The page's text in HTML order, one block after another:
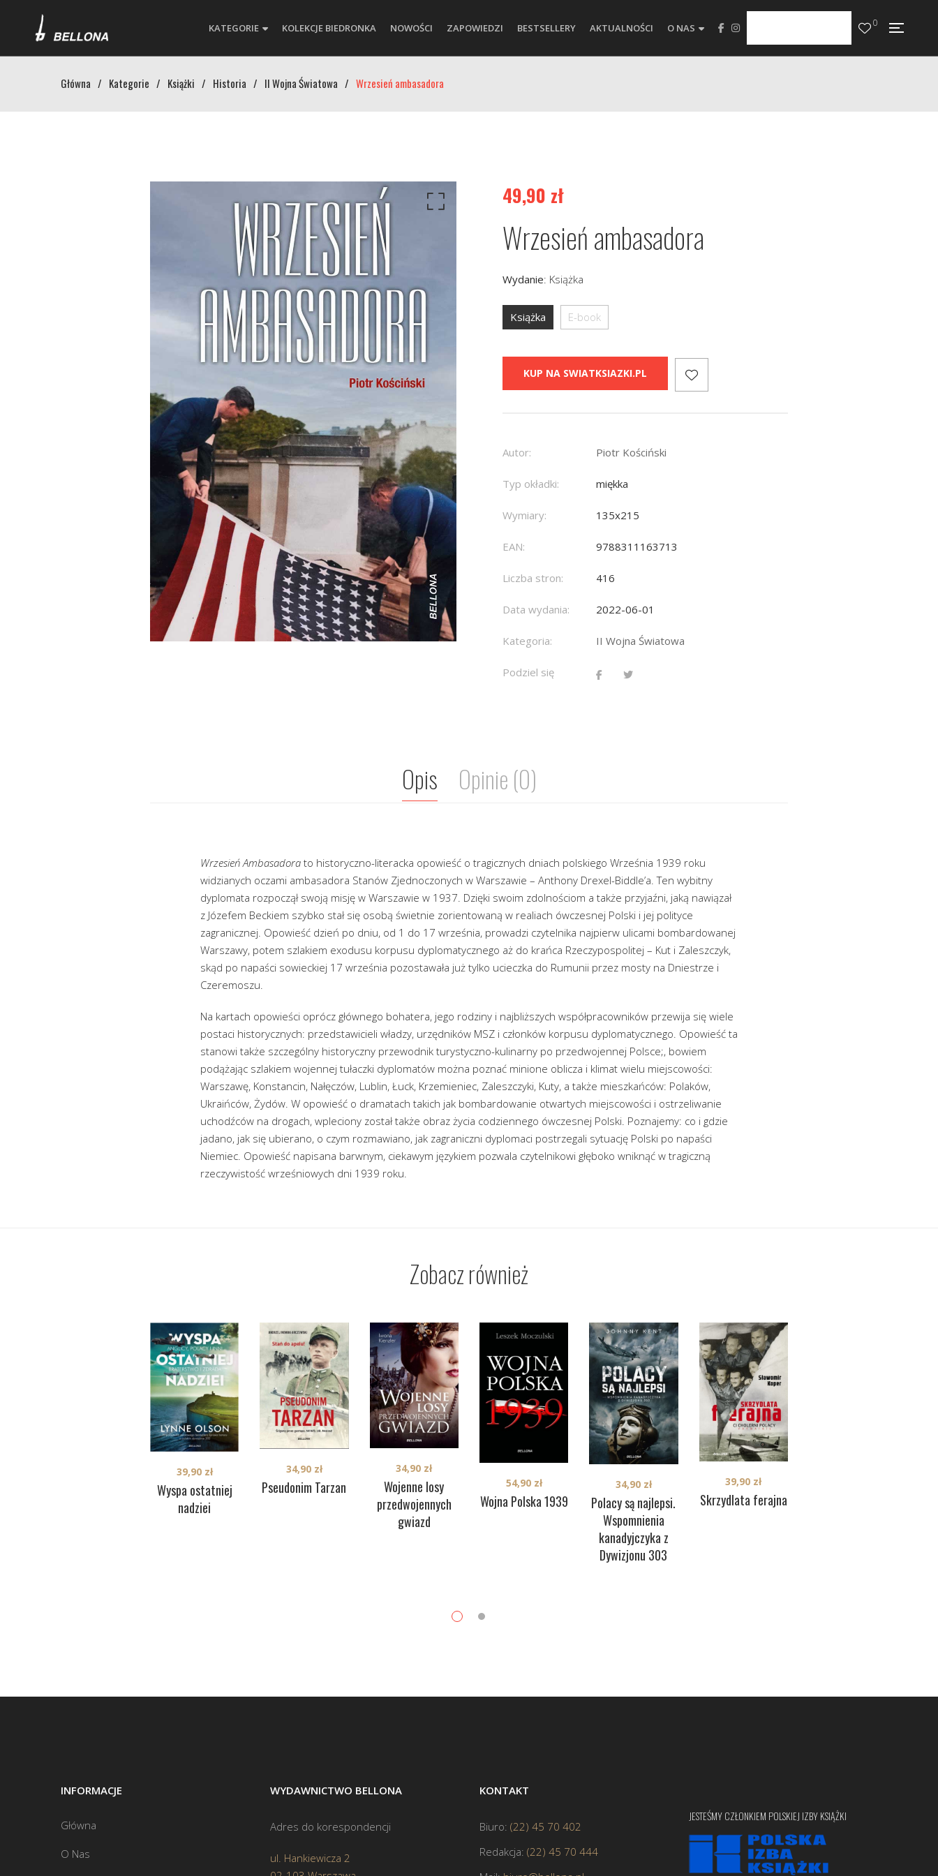
KATEGORIE KOLEKCJE BIEDRONKA NOWOŚCI ZAPOWIEDZI BESTSELLERY AKTUALNOŚCI O NAS 0
Główna / Kategorie / Książki / Historia / II Wojna Światowa / Wrzesień ambasadora
49,90 zł
Wrzesień ambasadora
Wydanie: Książka
Książka E-book
KUP NA SWIATKSIAZKI.PL
Autor: Piotr Kościński
Typ okładki: miękka
Wymiary: 135x215
EAN: 9788311163713
Liczba stron: 416
Data wydania: 2022-06-01
Kategoria: II Wojna Światowa
Podziel się
Opis Opinie (0)
Wrzesień Ambasadora to historyczno-literacka opowieść o tragicznych dniach polskiego Września 1939 roku
widzianych oczami ambasadora Stanów Zjednoczonych w Warszawie – Anthony Drexel-Biddle’a. Ten wybitny
dyplomata rozpoczął swoją misję w Warszawie w 1937. Dzięki swoim zdolnościom a także przyjaźni, jaką nawiązał
z Józefem Beckiem szybko stał się osobą świetnie zorientowaną w realiach ówczesnej Polski i jej polityce
zagranicznej. Opowieść dzień po dniu, od 1 do 17 września, prowadzi czytelnika najpierw ulicami bombardowanej
Warszawy, potem szlakiem exodusu korpusu dyplomatycznego aż do krańca Rzeczypospolitej – Kut i Zaleszczyk,
skąd po napaści sowieckiej 17 września pozostawała już tylko ucieczka do Rumunii przez mosty na Dniestrze i
Czeremoszu.
Na kartach opowieści oprócz głównego bohatera, jego rodziny i najbliższych współpracowników przewija się wiele
postaci historycznych: przedstawicieli władzy, urzędników MSZ i członków korpusu dyplomatycznego. Opowieść ta
stanowi także szczególny historyczny przewodnik turystyczno-kulinarny po przedwojennej Polsce;, bowiem
podążając szlakiem wojennej tułaczki dyplomatów można poznać minione oblicza i klimat wielu miejscowości:
Warszawę, Konstancin, Nałęczów, Lublin, Łuck, Krzemieniec, Zaleszczyki, Kuty, a także mieszkańców: Polaków,
Ukraińców, Żydów. W opowieść o dramatach takich jak bombardowanie otwartych miejscowości i ostrzeliwanie
uchodźców na drogach, wpleciony został także obraz życia codziennego ówczesnej Polski. Poznajemy: co i gdzie
jadano, jak się ubierano, o czym rozmawiano, jak zagraniczni dyplomaci postrzegali sytuację Polski po napaści
Niemiec. Opowieść napisana barwnym, ciekawym językiem pozwala czytelnikowi głęboko wniknąć w tragiczną
rzeczywistość wrześniowych dni 1939 roku.
Zobacz również
Wyspa ostatniej
nadziei
39,90 zł
Pseudonim Tarzan
34,90 zł
Wojenne losy
przedwojennych
gwiazd
34,90 zł
Wojna Polska 1939
54,90 zł
Polacy są najlepsi.
Wspomnienia
kanadyjczyka z
Dywizjonu 303
34,90 zł
Skrzydlata ferajna
39,90 zł
INFORMACJE
Główna
O Nas
WYDAWNICTWO BELLONA
Adres do korespondencji
ul. Hankiewicza 2
KONTAKT
Biuro: (22) 45 70 402
Redakcja: (22) 45 70 444
JESTEŚMY CZŁONKIEM POLSKIEJ IZBY KSIĄŻKI